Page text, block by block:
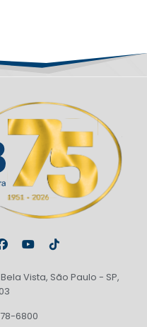
Vista, São Paulo - SP,
6800